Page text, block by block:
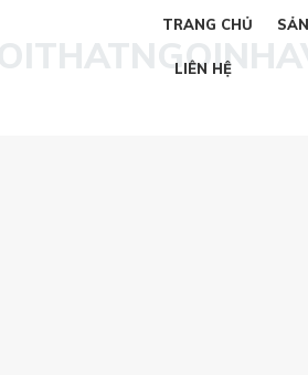
TRANG CHỦ
LIÊN HỆ